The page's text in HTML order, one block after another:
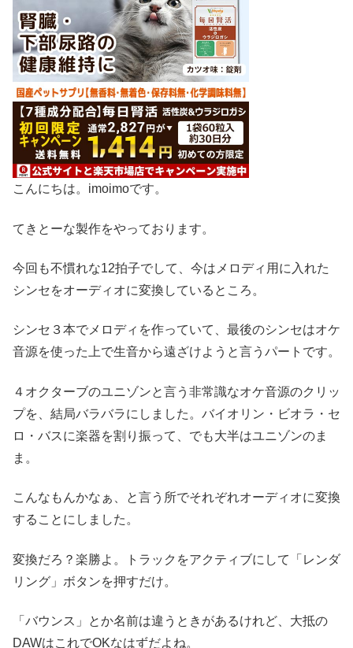
こんにちは。imoimoです。
てきとーな製作をやっております。
今回も不慣れな12拍子でして、今はメロディ用に入れた
シンセをオーディオに変換しているところ。
シンセ３本でメロディを作っていて、最後のシンセはオケ
音源を使った上で生音から遠ざけようと言うパートです。
４オクターブのユニゾンと言う非常識なオケ音源のクリッ
プを、結局バラバラにしました。バイオリン・ビオラ・セ
ロ・バスに楽器を割り振って、でも大半はユニゾンのま
ま。
こんなもんかなぁ、と言う所でそれぞれオーディオに変換
することにしました。
変換だろ？楽勝よ。トラックをアクティブにして「レンダ
リング」ボタンを押すだけ。
「バウンス」とか名前は違うときがあるけれど、大抵の
DAWはこれでOKなはずだよね。